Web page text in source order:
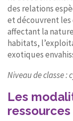
des relations
et découvrent
affectant la
habitats,
exotiques
Niveau de classe :
Les
ressources